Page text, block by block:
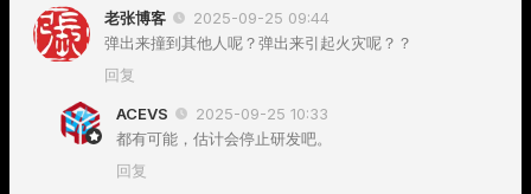
老张博客
2025-09-25 09:44
弹出来撞到其他人呢？弹出来引起火灾呢？？
回复
ACEVS
2025-09-25 10:33
都有可能，估计会停止研发吧。
回复